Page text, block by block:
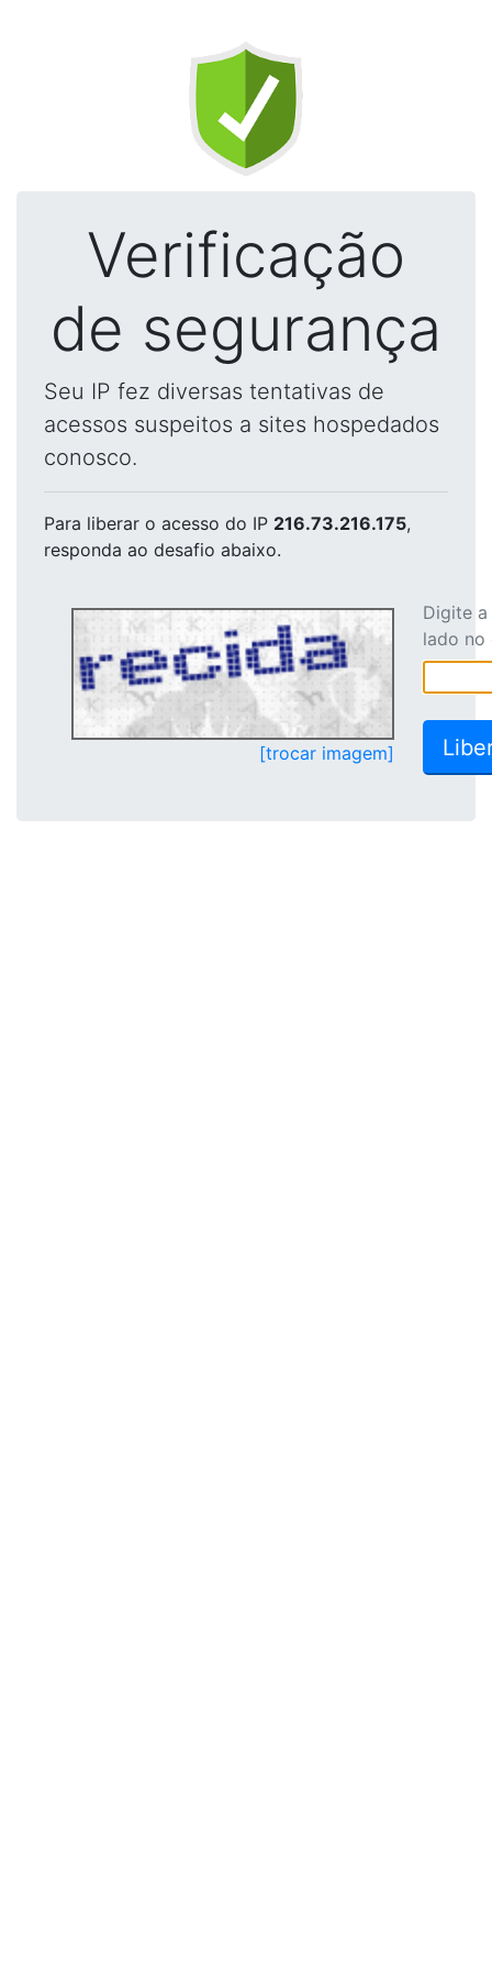
Verificação
de segurança
Seu IP fez diversas tentativas de
acessos suspeitos a sites hospedados
conosco.
Para liberar o acesso do IP 216.73.216.175,
responda ao desafio abaixo.
[trocar imagem]
Digite
lado no